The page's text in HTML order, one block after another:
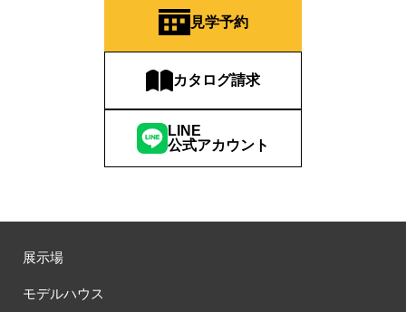
見学予約
カタログ請求
LINE
公式アカウント
展示場
モデルハウス